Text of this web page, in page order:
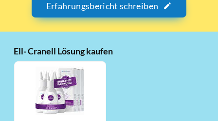
Erfahrungsbericht schreiben
Ell- Cranell Lösung kaufen